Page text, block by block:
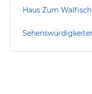
Haus Zum Walfisch